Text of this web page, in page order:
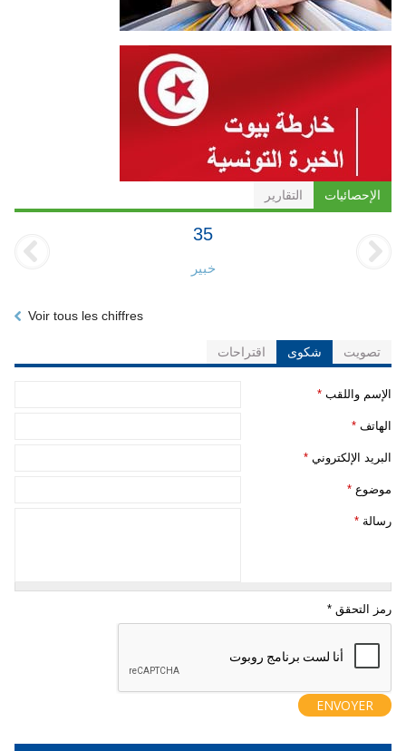
الإحصائيات التقارير
35
خبير
Voir tous les chiffres
تصويت شكوى اقتراحات
‏الإسم واللقب ‏ *
‏الهاتف ‏ *
‏البريد الإلكتروني ‏ *
‏موضوع ‏ *
‏رسالة ‏ *